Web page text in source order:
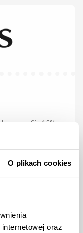
O plikach cookies
internetowej oraz
sparen Sie 15%.